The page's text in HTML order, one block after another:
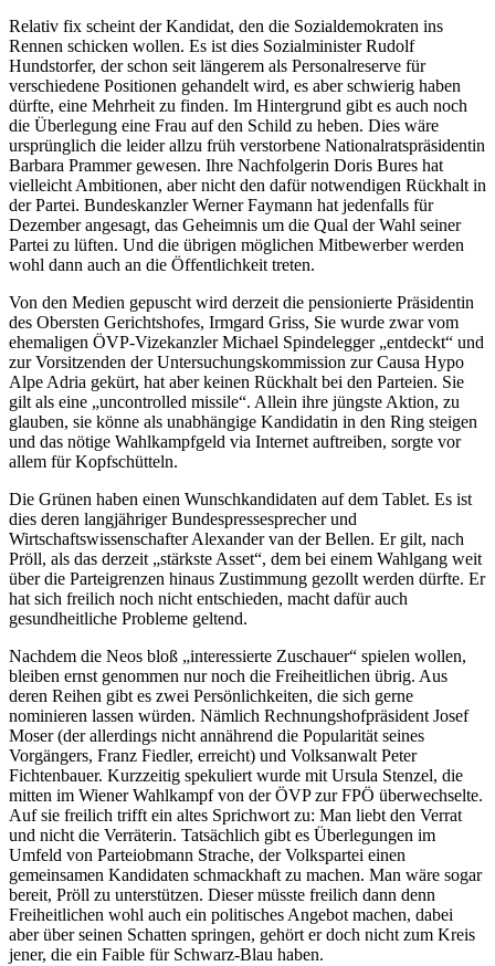
Relativ fix scheint der Kandidat, den die Sozialdemokraten ins
Rennen schicken wollen. Es ist dies Sozialminister Rudolf
Hundstorfer, der schon seit längerem als Personalreserve für
verschiedene Positionen gehandelt wird, es aber schwierig haben
dürfte, eine Mehrheit zu finden. Im Hintergrund gibt es auch noch
die Überlegung eine Frau auf den Schild zu heben. Dies wäre
ursprünglich die leider allzu früh verstorbene Nationalratspräsidentin
Barbara Prammer gewesen. Ihre Nachfolgerin Doris Bures hat
vielleicht Ambitionen, aber nicht den dafür notwendigen Rückhalt in
der Partei. Bundeskanzler Werner Faymann hat jedenfalls für
Dezember angesagt, das Geheimnis um die Qual der Wahl seiner
Partei zu lüften. Und die übrigen möglichen Mitbewerber werden
wohl dann auch an die Öffentlichkeit treten.
Von den Medien gepuscht wird derzeit die pensionierte Präsidentin
des Obersten Gerichtshofes, Irmgard Griss, Sie wurde zwar vom
ehemaligen ÖVP-Vizekanzler Michael Spindelegger „entdeckt“ und
zur Vorsitzenden der Untersuchungskommission zur Causa Hypo
Alpe Adria gekürt, hat aber keinen Rückhalt bei den Parteien. Sie
gilt als eine „uncontrolled missile“. Allein ihre jüngste Aktion, zu
glauben, sie könne als unabhängige Kandidatin in den Ring steigen
und das nötige Wahlkampfgeld via Internet auftreiben, sorgte vor
allem für Kopfschütteln.
Die Grünen haben einen Wunschkandidaten auf dem Tablet. Es ist
dies deren langjähriger Bundespressesprecher und
Wirtschaftswissenschafter Alexander van der Bellen. Er gilt, nach
Pröll, als das derzeit „stärkste Asset“, dem bei einem Wahlgang weit
über die Parteigrenzen hinaus Zustimmung gezollt werden dürfte. Er
hat sich freilich noch nicht entschieden, macht dafür auch
gesundheitliche Probleme geltend.
Nachdem die Neos bloß „interessierte Zuschauer“ spielen wollen,
bleiben ernst genommen nur noch die Freiheitlichen übrig. Aus
deren Reihen gibt es zwei Persönlichkeiten, die sich gerne
nominieren lassen würden. Nämlich Rechnungshofpräsident Josef
Moser (der allerdings nicht annährend die Popularität seines
Vorgängers, Franz Fiedler, erreicht) und Volksanwalt Peter
Fichtenbauer. Kurzzeitig spekuliert wurde mit Ursula Stenzel, die
mitten im Wiener Wahlkampf von der ÖVP zur FPÖ überwechselte.
Auf sie freilich trifft ein altes Sprichwort zu: Man liebt den Verrat
und nicht die Verräterin. Tatsächlich gibt es Überlegungen im
Umfeld von Parteiobmann Strache, der Volkspartei einen
gemeinsamen Kandidaten schmackhaft zu machen. Man wäre sogar
bereit, Pröll zu unterstützen. Dieser müsste freilich dann denn
Freiheitlichen wohl auch ein politisches Angebot machen, dabei
aber über seinen Schatten springen, gehört er doch nicht zum Kreis
jener, die ein Faible für Schwarz-Blau haben.